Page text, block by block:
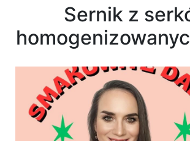
Sernik z